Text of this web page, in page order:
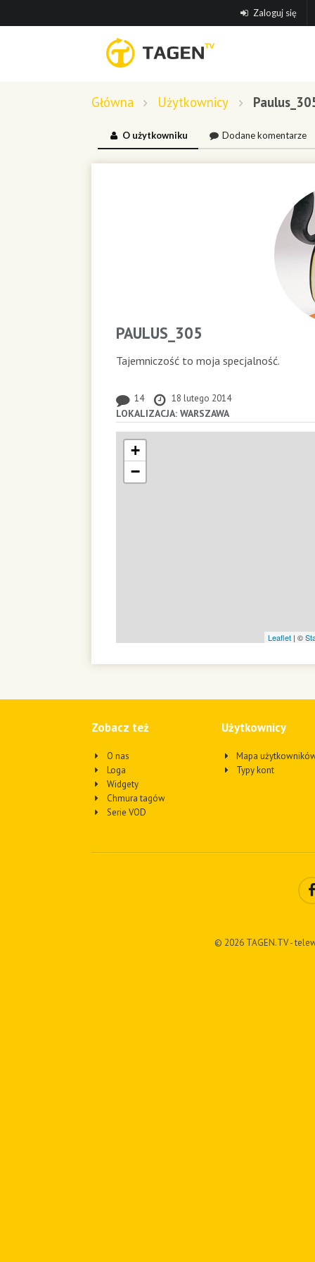
Zaloguj się
Główna Użytkownicy
O użytkowniku Dodane komentarze
PAULUS_305
Tajemniczość to moja specjalność.
14 18 lutego 2014
LOKALIZACJA: WARSZAWA
+
−
Leaflet | ©
Zobacz też
O nas
Loga
Widgety
Chmura tagów
Serie VOD
Użytkownicy
Mapa
Typy kont
© 2026 TAGEN.TV -